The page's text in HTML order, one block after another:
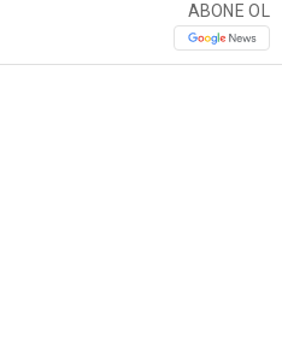
ABONE OL